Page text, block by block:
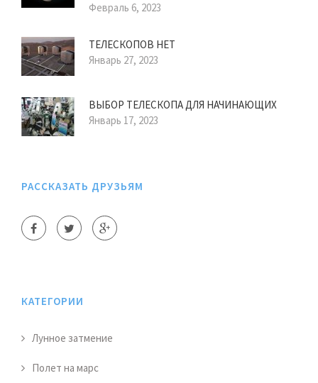
Февраль 6, 2023
ТЕЛЕСКОПОВ НЕТ
Январь 27, 2023
ВЫБОР ТЕЛЕСКОПА ДЛЯ НАЧИНАЮЩИХ
Январь 17, 2023
РАССКАЗАТЬ ДРУЗЬЯМ
КАТЕГОРИИ
Лунное затмение
Полет на марс